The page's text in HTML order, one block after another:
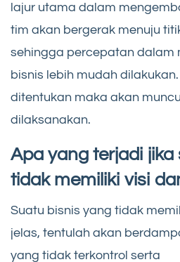
lajur utama dalam
tim akan bergerak menuju
sehingga percepatan dalam
bisnis lebih mudah
ditentukan maka akan
dilaksanakan.
Apa yang terjadi jika
tidak memiliki visi
Suatu bisnis yang tidak
jelas, tentulah akan
yang tidak terkontrol serta